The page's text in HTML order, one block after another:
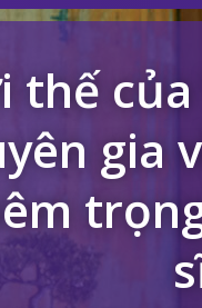
thế của
gia